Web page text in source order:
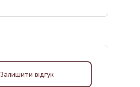
Залишити відгук